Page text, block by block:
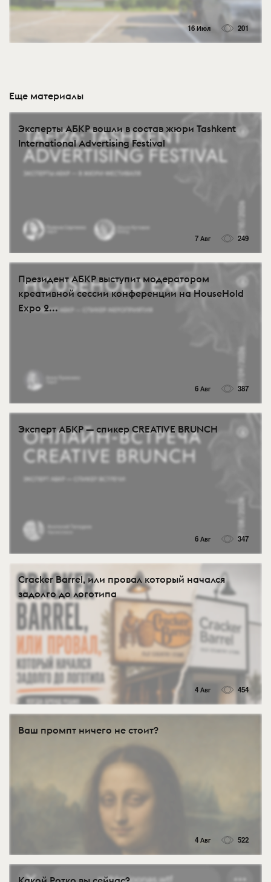
16 Июл 201
Еще материалы
Эксперты АБКР вошли в состав жюри Tashkent
International Advertising Festival
7 Авг 249
Президент АБКР выступит модератором
креативной сессии конференции на HouseHold
Expo 2...
6 Авг 387
Эксперт АБКР — спикер CREATIVE BRUNCH
6 Авг 347
Cracker Barrel, или провал который начался
задолго до логотипа
4 Авг 454
Ваш промпт ничего не стоит?
4 Авг 522